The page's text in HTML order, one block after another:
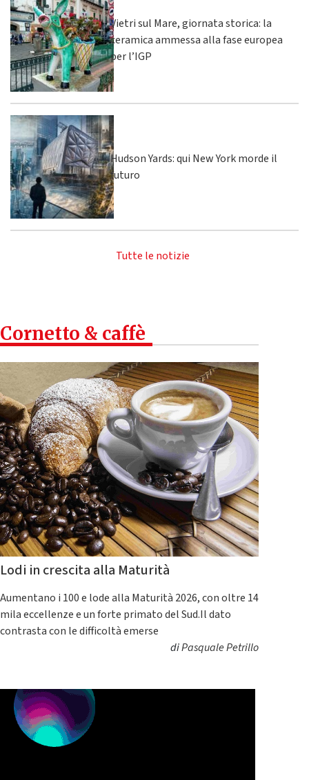
Vietri sul Mare, giornata storica: la
ceramica ammessa alla fase europea
per l’IGP
Hudson Yards: qui New York morde il
futuro
Tutte le notizie
Cornetto & caffè
Lodi in crescita alla Maturità
Aumentano i 100 e lode alla Maturità 2026, con oltre 14
mila eccellenze e un forte primato del Sud.Il dato
contrasta con le difficoltà emerse
diPasquale Petrillo